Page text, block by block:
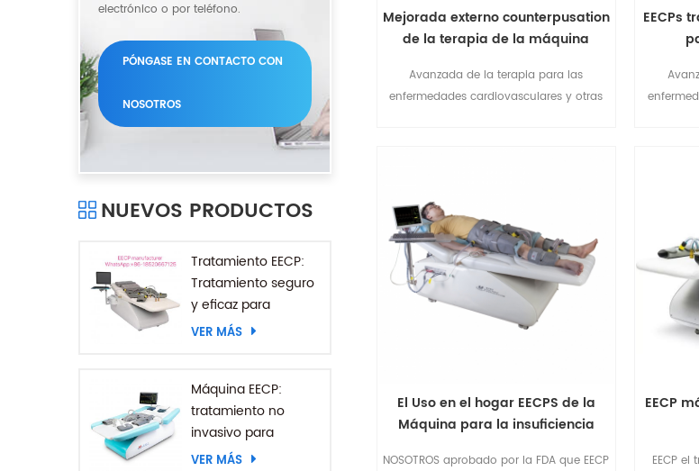
electrónico o por teléfono.
PÓNGASE EN CONTACTO CON
NOSOTROS
NUEVOS PRODUCTOS
Tratamiento EECP:
Tratamiento seguro
y eficaz para
enfermedades
VER MÁS
Máquina EECP:
tratamiento no
invasivo para
pacientes con
VER MÁS
Mejorada externo counterpusation
de la terapia de la máquina
Avanzada de la terapia para las
enfermedades cardiovasculares y otras
EECPs
El Uso en el hogar EECPS de la
Máquina para la insuficiencia
NOSOTROS aprobado por la FDA que EECP
EECP
EECP